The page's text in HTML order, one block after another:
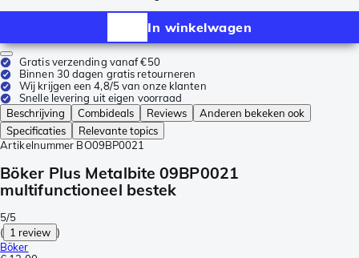
In winkelwagen
Gratis verzending vanaf €50
Binnen 30 dagen gratis retourneren
Wij krijgen een 4,8/5 van onze klanten
Snelle levering uit eigen voorraad
Beschrijving
Combideals Reviews
Anderen bekeken ook
Specificaties
Relevante topics
Artikelnummer BO09BP0021
Böker Plus Metalbite 09BP0021
multifunctioneel bestek
5/5
( 1 review )
Böker